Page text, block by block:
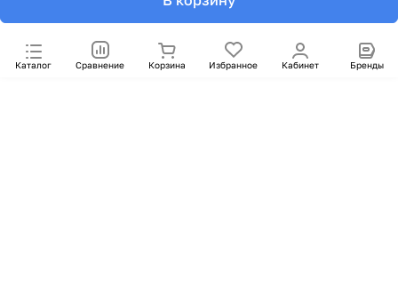
Каталог Сравнение Корзина Избранное Кабинет Бренды